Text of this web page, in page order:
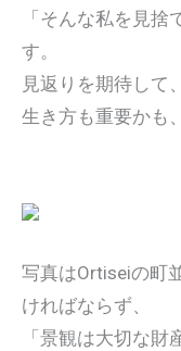
「そんな私を見
す。
見返りを期待して
生き方も重要かも
写真はOrtiseiの町
ければならず、
「景観は大切な